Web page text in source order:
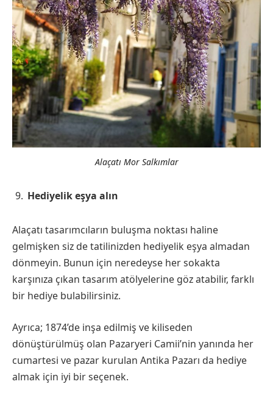
Alaçatı Mor Salkımlar
Hediyelik eşya alın
Alaçatı tasarımcıların buluşma noktası haline
gelmişken siz de tatilinizden hediyelik eşya almadan
dönmeyin. Bunun için neredeyse her sokakta
karşınıza çıkan tasarım atölyelerine göz atabilir, farklı
bir hediye bulabilirsiniz.
Ayrıca; 1874’de inşa edilmiş ve kiliseden
dönüştürülmüş olan Pazaryeri Camii’nin yanında her
cumartesi ve pazar kurulan Antika Pazarı da hediye
almak için iyi bir seçenek.